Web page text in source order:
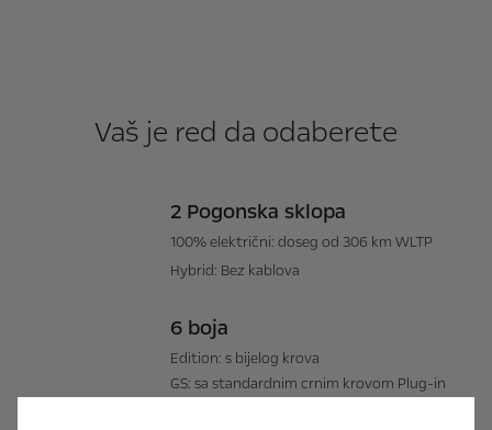
Vaš je red da odaberete
2 Pogonska sklopa
100% električni: doseg od 306 km WLTP​
Hybrid: Bez kablova
6 boja
Edition: s bijelog krova​
GS: sa standardnim crnim krovom Plug-in